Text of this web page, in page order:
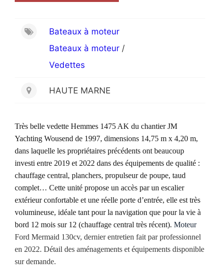
Bateaux à moteur
Bateaux à moteur /
Vedettes
HAUTE MARNE
Très belle vedette Hemmes 1475 AK du chantier JM
Yachting Wousend de 1997, dimensions 14,75 m x 4,20 m,
dans laquelle les propriétaires précédents ont beaucoup
investi entre 2019 et 2022 dans des équipements de qualité :
chauffage central, planchers, propulseur de poupe, taud
complet… Cette unité propose un accès par un escalier
extérieur confortable et une réelle porte d’entrée, elle est très
volumineuse, idéale tant pour la navigation que pour la vie à
bord 12 mois sur 12 (chauffage central très récent). Moteur
Ford Mermaid 130cv, dernier entretien fait par professionnel
en 2022. Détail des aménagements et équipements disponible
sur demande.